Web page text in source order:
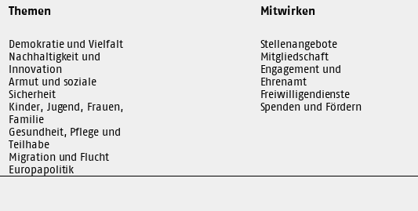
Themen
Demokratie und Vielfalt
Nachhaltigkeit und
Innovation
Armut und soziale
Sicherheit
Kinder, Jugend, Frauen,
Familie
Gesundheit, Pflege und
Teilhabe
Migration und Flucht
Europapolitik
Mitwirken
Stellenangebote
Mitgliedschaft
Engagement und
Ehrenamt
Freiwilligendienste
Spenden und Fördern